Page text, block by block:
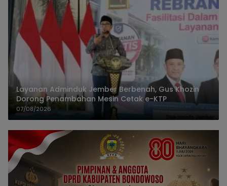
Layanan Adminduk Jember Berbenah, Gus Khozin
Dorong Penambahan Mesin Cetak e-KTP
07/08/2026